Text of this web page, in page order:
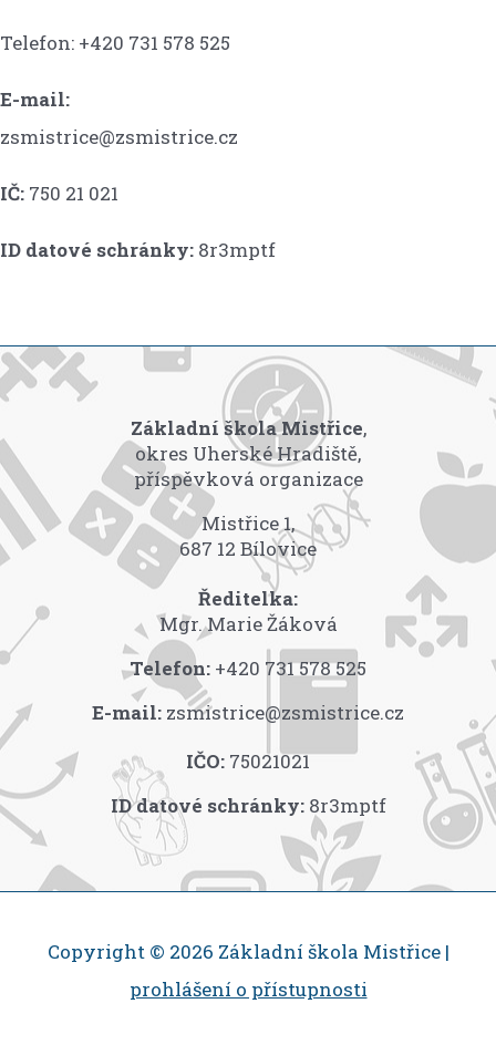
Telefon: +420 731 578 525
E-mail:
zsmistrice@zsmistrice.cz
IČ: 750 21 021
ID datové schránky: 8r3mptf
Základní škola Mistřice,
okres Uherské Hradiště,
příspěvková organizace
Mistřice 1,
687 12 Bílovice
Ředitelka:
Mgr. Marie Žáková
Telefon: +420 731 578 525
E-mail: zsmistrice@zsmistrice.cz
IČO: 75021021
ID datové schránky:8r3mptf
Copyright © 2026 Základní škola Mistřice |
prohlášení o přístupnosti